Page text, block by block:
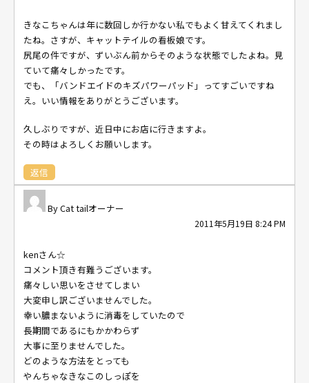
きなこちゃんは年に数回しか行かない私でもよく甘えてくれまし
たね。さすが、キャットテイルの看板娘です。
尻尾の件ですが、ずいぶん前からそのような状態でしたよね。見
ていて痛々しかったです。
でも、「バンドエイドのキズパワーパッド」ってすごいですね
え。いい情報をありがとうございます。
久しぶりですが、近日中にお店に行きますよ。
その時はよろしくお願いします。
返信
Cat tailオーナー
2011年5月19日 8:24 PM
kenさん☆
コメント頂き有難うございます。
痛々しい思いをさせてしまい
大変申し訳ございませんでした。
幸い膿まないように消毒をしていたので
長期間であるにもかかわらず
大事に至りませんでした。
どのような方法をとっても
やんちゃなきなこのしっぽを